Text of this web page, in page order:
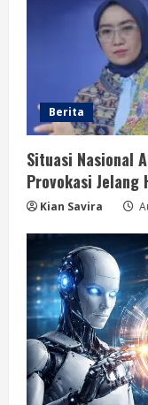
Berita
Situasi Nasional
Provokasi Jelang
Kian Savira